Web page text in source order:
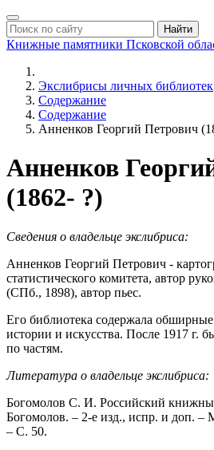
Найти
Книжные памятники Псковской
Экслибрисы личных библиотек
Содержание
Содержание
Анненков Георгий Петрович
Анненков
(1862- ?)
Сведения о владельце экслибриса:
Анненков Георгий Петрович -
статистического комитета, автор
(СПб., 1898), автор пьес.
Его библиотека содержала
истории и искусства. После 1917 г.
по частям.
Литература о владельце экслибриса:
Богомолов С. И. Российский
Богомолов. – 2-е изд., испр. и доп.
– С. 50.